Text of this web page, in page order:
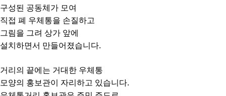
구성된 공동체가 모여
직접 폐 우체통을 손질하고
그림을 그려 상가 앞에
설치하면서 만들어졌습니다.
거리의 끝에는 거대한 우체통
모양의 홍보관이 자리하고 있습니다.